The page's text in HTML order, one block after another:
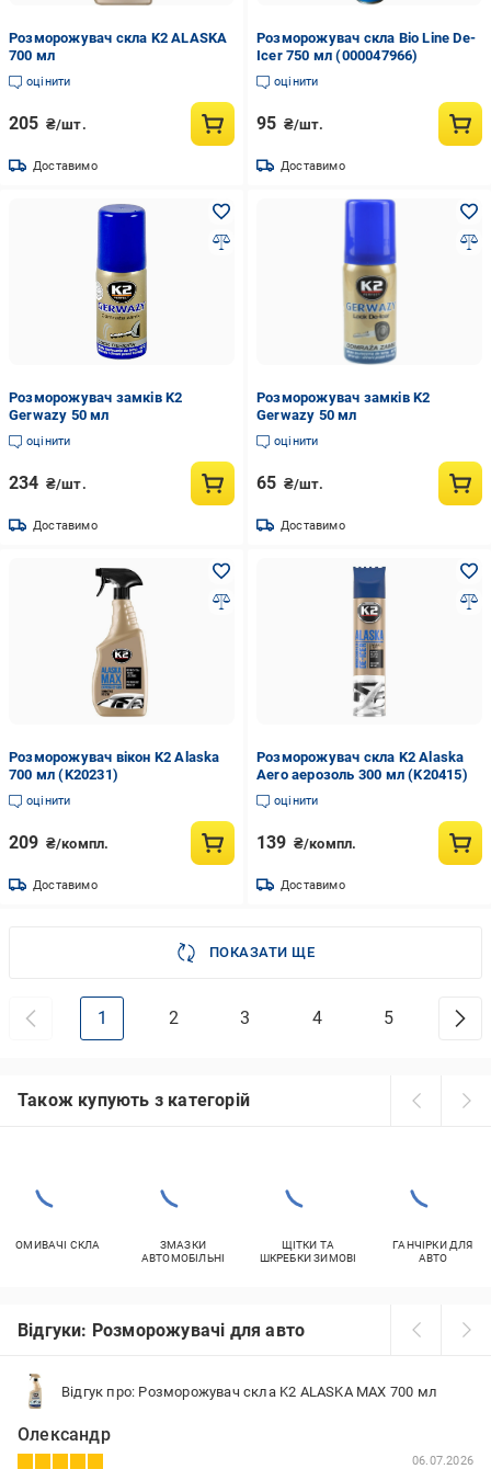
Розморожувач скла K2 ALASKA
700 мл
оцінити
205 ₴/шт.
Доставимо
Розморожувач скла Bio Line De-
Icer 750 мл (000047966)
оцінити
95 ₴/шт.
Доставимо
Розморожувач замків K2
Gerwazy 50 мл
оцінити
234 ₴/шт.
Доставимо
Розморожувач замків K2
Gerwazy 50 мл
оцінити
65 ₴/шт.
Доставимо
Розморожувач вікон K2 Alaska
700 мл (K20231)
оцінити
209 ₴/компл.
Доставимо
Розморожувач скла K2 Alaska
Aero аерозоль 300 мл (K20415)
оцінити
139 ₴/компл.
Доставимо
ПОКАЗАТИ ЩЕ
1 2 3 4 5
Також купують з категорій
ОМИВАЧІ СКЛА
ЗМАЗКИ
АВТОМОБІЛЬНІ
ЩІТКИ ТА
ШКРЕБКИ ЗИМОВІ
ГАНЧІРКИ ДЛЯ
АВТО
Відгуки: Розморожувачі для авто
Відгук про: Розморожувач скла K2 ALASKA MAX 700 мл
Олександр
06.07.2026